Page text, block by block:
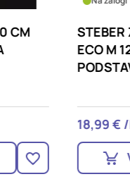
PANEL
ANTRACIT